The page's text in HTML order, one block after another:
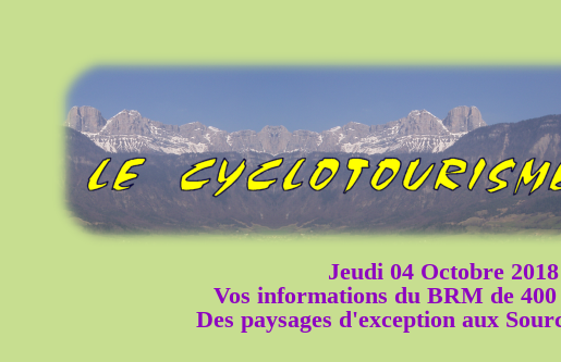
Jeudi 04 Octobre 2018
Vos informations du BRM de
Des paysages d'exception aux